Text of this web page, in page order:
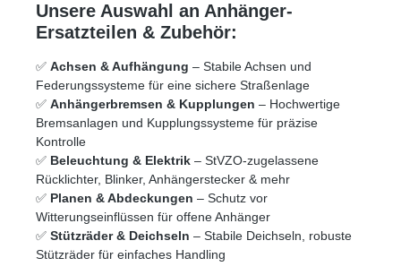
Unsere Auswahl an Anhänger-
Ersatzteilen & Zubehör:
✅ Achsen & Aufhängung – Stabile Achsen und
Federungssysteme für eine sichere Straßenlage
✅ Anhängerbremsen & Kupplungen – Hochwertige
Bremsanlagen und Kupplungssysteme für präzise
Kontrolle
✅ Beleuchtung & Elektrik – StVZO-zugelassene
Rücklichter, Blinker, Anhängerstecker & mehr
✅ Planen & Abdeckungen – Schutz vor
Witterungseinflüssen für offene Anhänger
✅ Stützräder & Deichseln – Stabile Deichseln, robuste
Stützräder für einfaches Handling